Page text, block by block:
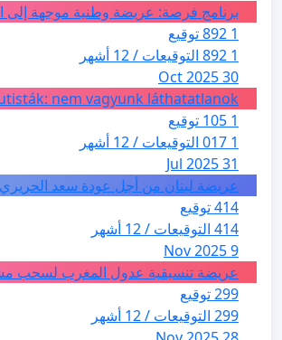
برنامج فرصة: عريضة وطنية موجهة إلى
1 892 توقيع
1 892 التوقيعات / 12 أشهر
30 Oct 2025
nem vagyunk láthatatlanok!
1 105 توقيع
1 017 التوقيعات / 12 أشهر
31 Jul 2025
عريضة لبنان من أجل عودة سعد الحريري
414 توقيع
414 التوقيعات / 12 أشهر
9 Nov 2025
عريضة تنسيقية عدول المغرب لسحب مشروع
299 توقيع
299 التوقيعات / 12 أشهر